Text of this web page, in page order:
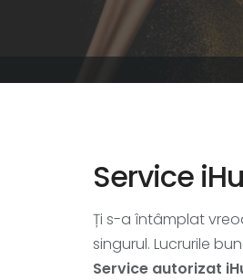
Service
Ți s-a întâmplat
singurul. Lucrurile
Service autorizat